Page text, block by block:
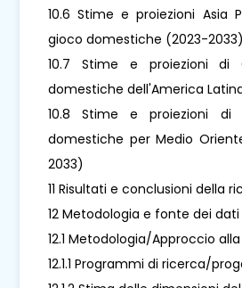
10.6 Stime e proiezioni Asia
gioco domestiche (2023-2033)
10.7 Stime e proiezioni di
domestiche dell'America
10.8 Stime e proiezioni
domestiche per Medio
2033)
11 Risultati e conclusioni della
12 Metodologia e fonte dei dati
12.1 Metodologia/Approccio
12.1.1 Programmi di ricerca/